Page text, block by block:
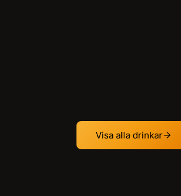
Visa alla drinkar